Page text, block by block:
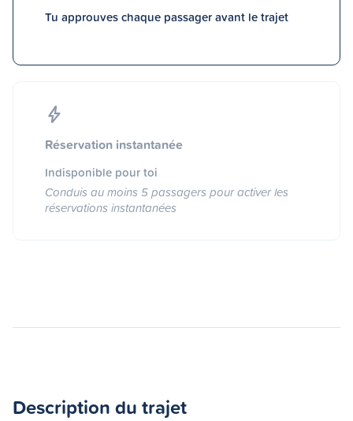
Tu approuves chaque passager avant le trajet
Réservation instantanée
Indisponible pour toi
Conduis au moins 5 passagers pour activer les
réservations instantanées
Description du trajet